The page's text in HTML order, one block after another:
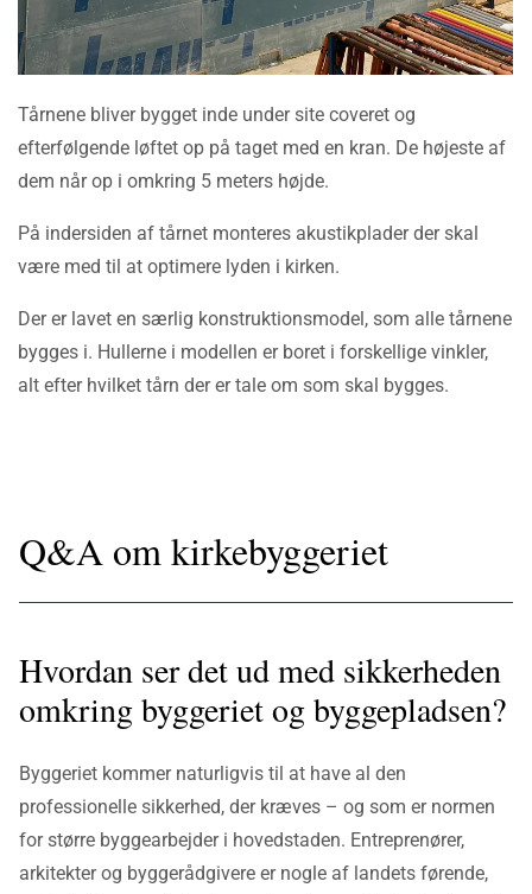
Tårnene bliver bygget inde under site coveret og
efterfølgende løftet op på taget med en kran. De højeste af
dem når op i omkring 5 meters højde.
På indersiden af tårnet monteres akustikplader der skal
være med til at optimere lyden i kirken.
Der er lavet en særlig konstruktionsmodel, som alle tårnene
bygges i. Hullerne i modellen er boret i forskellige vinkler,
alt efter hvilket tårn der er tale om som skal bygges.
Q&A om kirkebyggeriet
Hvordan ser det ud med sikkerheden
omkring byggeriet og byggepladsen?
Byggeriet kommer naturligvis til at have al den
professionelle sikkerhed, der kræves – og som er normen
for større byggearbejder i hovedstaden. Entreprenører,
arkitekter og byggerådgivere er nogle af landets førende,